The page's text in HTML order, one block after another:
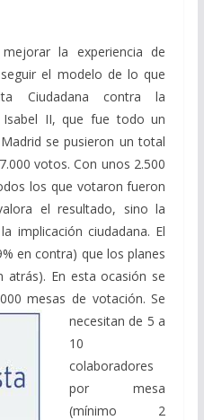
la experiencia de
el modelo de lo que
Ciudadana contra la
Isabel II, que fue todo un
se pusieron un total
votos. Con unos 2.500
los que votaron fueron
el resultado, sino la
implicación ciudadana. El
en contra) que los planes
atrás). En esta ocasión se
mesas de votación. Se
necesitan de 5 a
10
colaboradores
por mesa
(mínimo 2